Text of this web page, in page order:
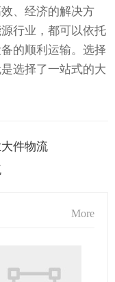
、经济的解决方
行业，都可以依托
的顺利运输。选择
选择了一站式的大
件物流
More